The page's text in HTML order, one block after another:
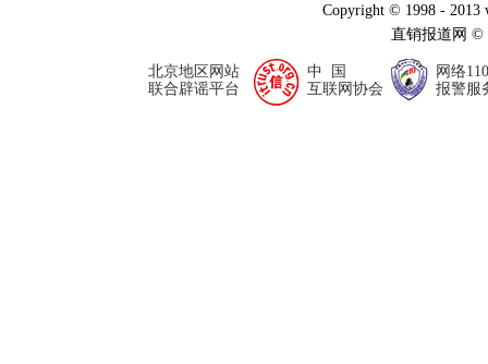
Copyright © 1998 - 2013
直销报道网
北京地区网站
联合辟谣平台
中 国
互联网协会
网络110
报警服